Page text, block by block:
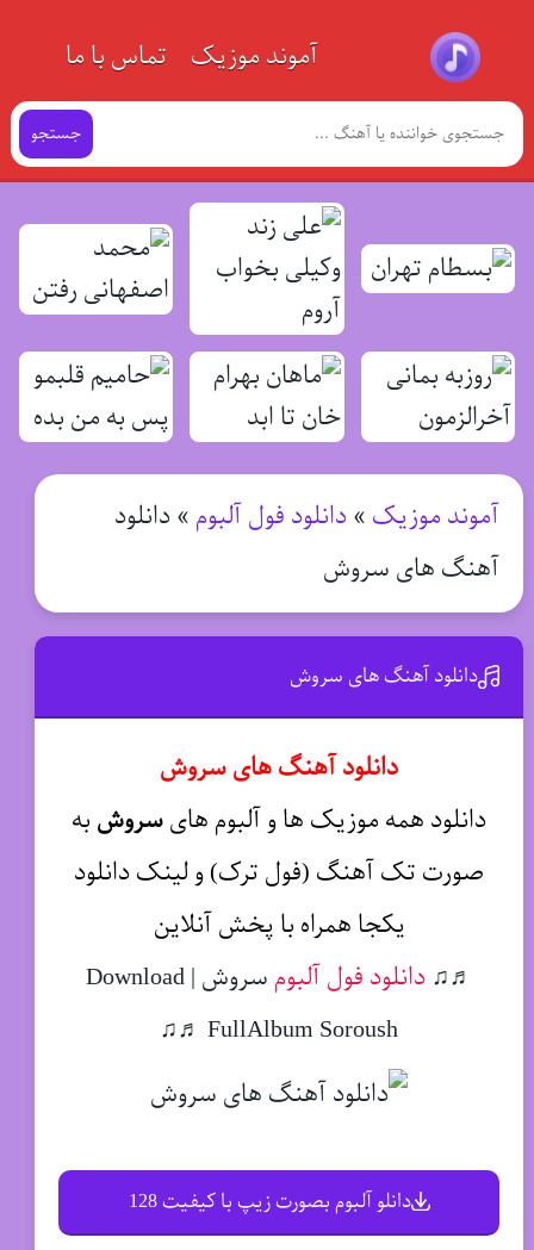
آموند موزیک تماس با ما
جستجو
آموند موزیک »دانلود فول آلبوم »دانلود
آهنگ های سروش
دانلود آهنگ های سروش
دانلود آهنگ های سروش
دانلود همه موزیک ها و آلبوم هایسروش به
صورت تک آهنگ (فول ترک) و لینک دانلود
یکجا همراه با پخش آنلاین
♬♫دانلود فول آلبوم
سروش | Download
FullAlbum Soroush ♬♫
دانلو آلبوم بصورت زیپ با کیفیت 128